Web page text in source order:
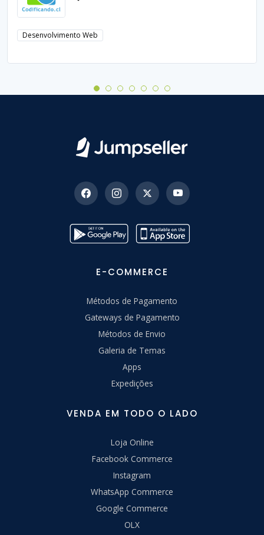
Desenvolvimento Web
E-COMMERCE
Métodos de Pagamento
Gateways de Pagamento
Métodos de Envio
Galeria de Temas
Apps
Expedições
VENDA EM TODO O LADO
Loja Online
Facebook Commerce
Instagram
WhatsApp Commerce
Google Commerce
OLX